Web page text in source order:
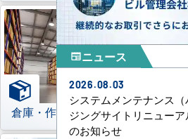
倉庫・作業場 理
newspaperニュース
2026.08.03
システムメンテナンス（
ジングサイトリニューア
のお知らせ